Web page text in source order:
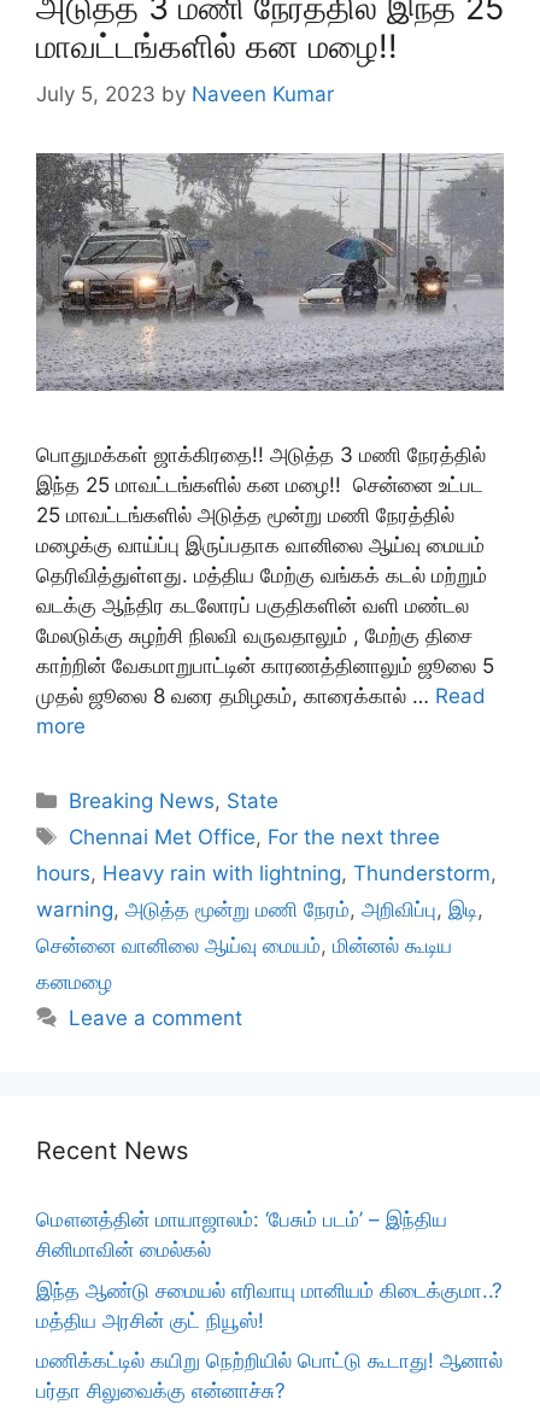
மாவட்டங்களில் கன மழை!!
July 5, 2023 by Naveen Kumar
பொதுமக்கள் ஜாக்கிரதை!! அடுத்த 3 மணி நேரத்தில்
இந்த 25 மாவட்டங்களில் கன மழை!! சென்னை உட்பட
25 மாவட்டங்களில் அடுத்த மூன்று மணி நேரத்தில்
மழைக்கு வாய்ப்பு இருப்பதாக வானிலை ஆய்வு மையம்
தெரிவித்துள்ளது. மத்திய மேற்கு வங்கக் கடல் மற்றும்
வடக்கு ஆந்திர கடலோரப் பகுதிகளின் வளி மண்டல
மேலடுக்கு சுழற்சி நிலவி வருவதாலும் , மேற்கு திசை
காற்றின் வேகமாறுபாட்டின் காரணத்தினாலும் ஜூலை 5
முதல் ஜூலை 8 வரை தமிழகம், காரைக்கால் … Read
more
Categories
Breaking News, State
Tags
Chennai Met Office, For the next three
hours, Heavy rain with lightning, Thunderstorm,
warning, அடுத்த மூன்று மணி நேரம், அறிவிப்பு, இடி,
சென்னை வானிலை ஆய்வு மையம், மின்னல் கூடிய
கனமழை
Leave a comment
Recent News
மௌனத்தின் மாயாஜாலம்: ‘பேசும் படம்’ – இந்திய
சினிமாவின் மைல்கல்
இந்த ஆண்டு சமையல் எரிவாயு மானியம் கிடைக்குமா..?
மத்திய அரசின் குட் நியூஸ்!
மணிக்கட்டில் கயிறு நெற்றியில் பொட்டு கூடாது! ஆனால்
பர்தா சிலுவைக்கு என்னாச்சு?